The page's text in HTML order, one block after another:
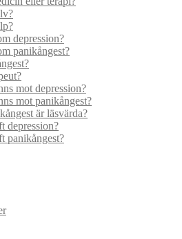
depression?
panikångest?
mot depression?
mot panikångest?
är läsvärda?
depression?
panikångest?